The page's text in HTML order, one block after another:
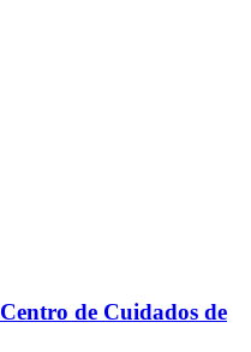
de Cuidados de